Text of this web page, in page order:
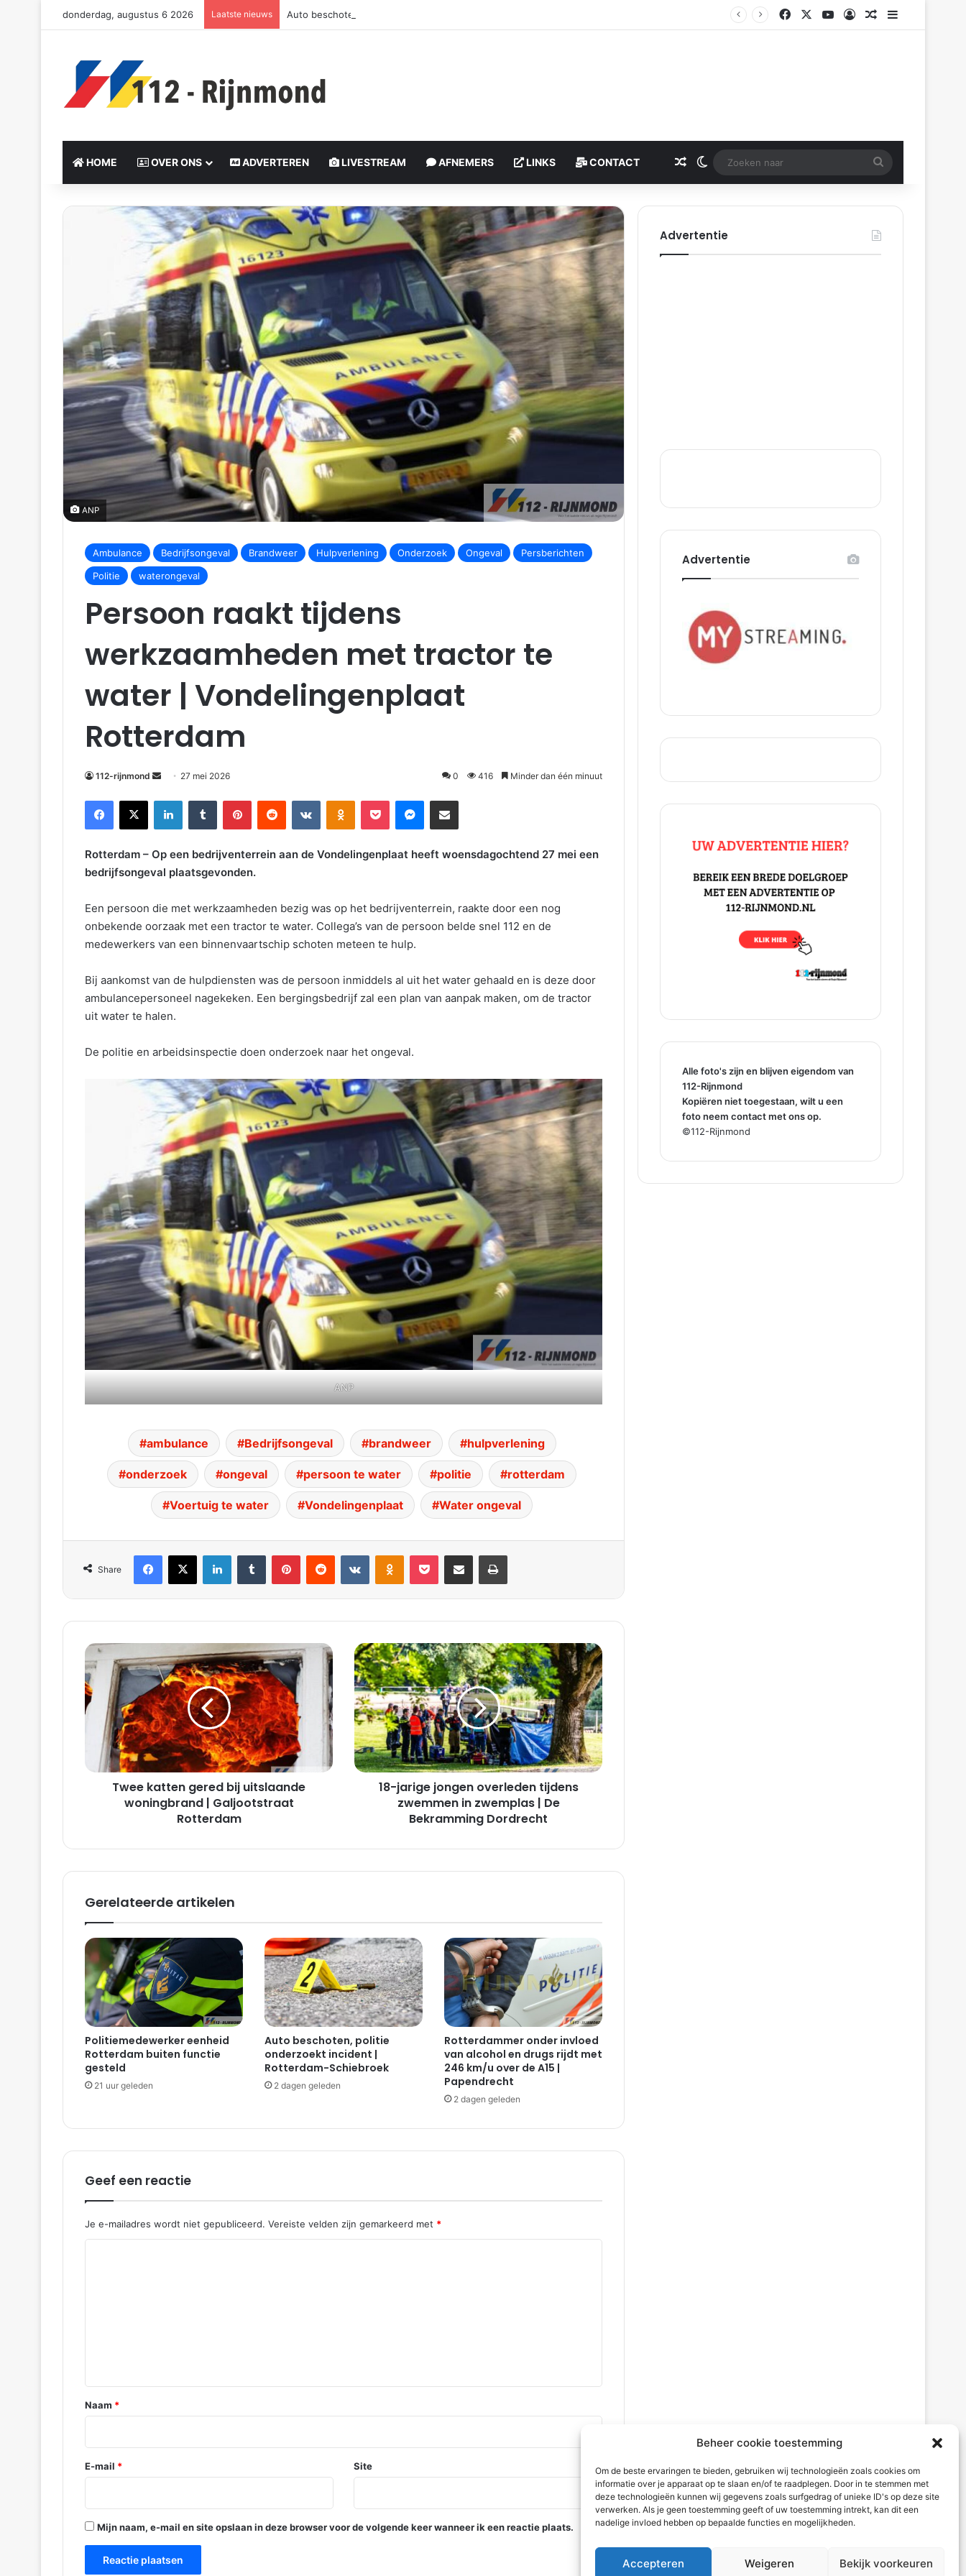
Beheer cookie toestemming
Om de beste ervaringen te bieden, gebruiken wij technologieën zoals cookies om
informatie over je apparaat op te slaan en/of te raadplegen. Door in te stemmen met
deze technologieën kunnen wij gegevens zoals surfgedrag of unieke ID's op deze site
verwerken. Als je geen toestemming geeft of uw toestemming intrekt, kan dit een
nadelige invloed hebben op bepaalde functies en mogelijkheden.
Accepteren Weigeren Bekijk voorkeuren
donderdag, augustus 6 2026 Laatste nieuws Auto beschoten, politie onderzoekt incident | Rotterdam-Schiebroek Facebook
X YouTubeLog InGerelateerd artikel
Sidebar
HOME OVER ONS ADVERTEREN LIVESTREAM AFNEMERS LINKS CONTACT Gerelateerd artikel
Switch skin
Zoeken
naar
ANP
Ambulance Bedrijfsongeval Brandweer Hulpverlening Onderzoek Ongeval
Persberichten
Politie
waterongeval
Persoon raakt tijdens
werkzaamheden met tractor te
water | Vondelingenplaat
Rotterdam
112-rijnmond 27 mei 2026 0 416 Minder dan één minuut
Facebook
X LinkedInTumblr PinterestReddit VKontakteOdnoklassniki
Pocket Messenger
Deel via E-mail
Rotterdam – Op een bedrijventerrein aan de Vondelingenplaat heeft woensdagochtend 27 mei een
bedrijfsongeval plaatsgevonden.
Een persoon die met werkzaamheden bezig was op het bedrijventerrein, raakte door een nog
onbekende oorzaak met een tractor te water. Collega’s van de persoon belde snel 112 en de
medewerkers van een binnenvaartschip schoten meteen te hulp.
Bij aankomst van de hulpdiensten was de persoon inmiddels al uit het water gehaald en is deze door
ambulancepersoneel nagekeken. Een bergingsbedrijf zal een plan van aanpak maken, om de tractor
uit water te halen.
De politie en arbeidsinspectie doen onderzoek naar het ongeval.
ANP
ambulance Bedrijfsongeval brandweer hulpverlening
onderzoek ongeval persoon te water politie rotterdam
Voertuig te water Vondelingenplaat Water ongeval
Share
Facebook
X LinkedInTumblr PinterestReddit VKontakteOdnoklassniki
Pocket Deel via E-mail Print
Twee
katten
gered
bij
uitslaande
woningbrand
Galjootstraat
Rotterdam
Twee katten gered bij uitslaande
woningbrand | Galjootstraat
Rotterdam
18-
jarige
jongen
overleden
tijdens
zwemmen
in
zwemplas
|
Bekramming
18-jarige jongen overleden tijdens
zwemmen in zwemplas | De
Bekramming Dordrecht
Gerelateerde artikelen
Politiemedewerker eenheid
Rotterdam buiten functie
gesteld
21 uur geleden
Auto beschoten, politie
onderzoekt incident |
Rotterdam-Schiebroek
2 dagen geleden
Rotterdammer onder invloed
van alcohol en drugs rijdt met
246 km/u over de A15 |
Papendrecht
2 dagen geleden
Geef een reactie
Je e-mailadres wordt niet gepubliceerd. Vereiste velden zijn gemarkeerd met *
*
Naam *
E-mail * Site
Mijn naam, e-mail en site opslaan in deze browser voor de volgende keer wanneer ik een reactie plaats.
Advertentie
Advertentie
Alle foto's zijn en blijven eigendom van
112-Rijnmond
Kopiëren niet toegestaan, wilt u een
foto neem contact met ons op.
©112-Rijnmond